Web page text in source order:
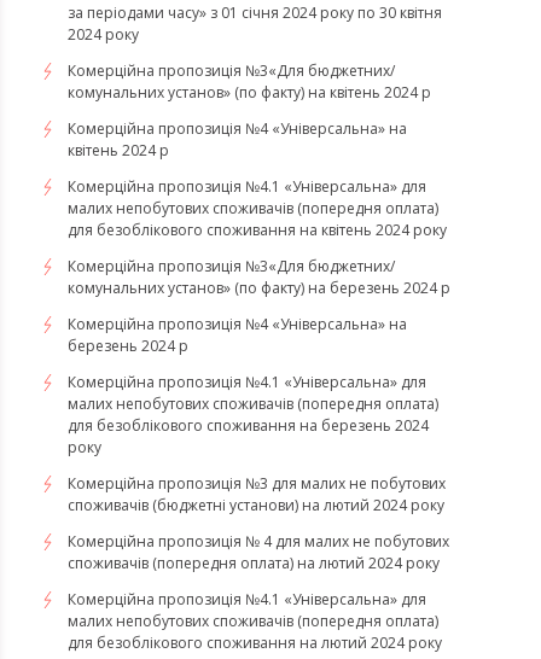
за періодами часу» з 01 січня 2024 року по 30 квітня
2024 року
Комерційна пропозиція №3«Для бюджетних/
комунальних установ» (по факту) на квітень 2024 р
Комерційна пропозиція №4 «Універсальна» на
квітень 2024 р
Комерційна пропозиція №4.1 «Універсальна» для
малих непобутових споживачів (попередня оплата)
для безоблікового споживання на квітень 2024 року
Комерційна пропозиція №3«Для бюджетних/
комунальних установ» (по факту) на березень 2024 р
Комерційна пропозиція №4 «Універсальна» на
березень 2024 р
Комерційна пропозиція №4.1 «Універсальна» для
малих непобутових споживачів (попередня оплата)
для безоблікового споживання на березень 2024
року
Комерційна пропозиція №3 для малих не побутових
споживачів (бюджетні установи) на лютий 2024 року
Комерційна пропозиція № 4 для малих не побутових
споживачів (попередня оплата) на лютий 2024 року
Комерційна пропозиція №4.1 «Універсальна» для
малих непобутових споживачів (попередня оплата)
для безоблікового споживання на лютий 2024 року